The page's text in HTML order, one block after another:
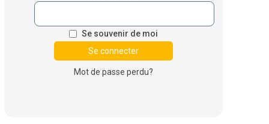
Se souvenir de moi
Mot de passe perdu?